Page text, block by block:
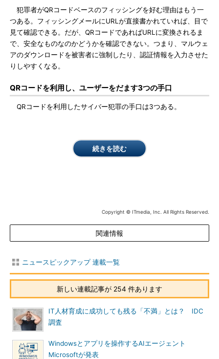
犯罪者がQRコードベースのフィッシングを好む理由はもう一
つある。フィッシングメールにURLが直接書かれていれば、目で
見て確認できる。だが、QRコードであればURLに変換されるま
で、安全なものなのかどうかを確認できない。つまり、マルウェ
アのダウンロードを被害者に強制したり、認証情報を入力させた
りしやすくなる。
QRコードを利用し、ユーザーをだます3つの手口
QRコードを利用したサイバー犯罪の手口は3つある。
続きを読む
Copyright © ITmedia, Inc. All Rights Reserved.
関連情報
ニュースピックアップ 連載一覧
新しい連載記事が 254 件あります
IT人材育成に成功しても残る「不満」とは？ IDC
調査
Windowsとアプリを操作するAIエージェント
Microsoftが発表